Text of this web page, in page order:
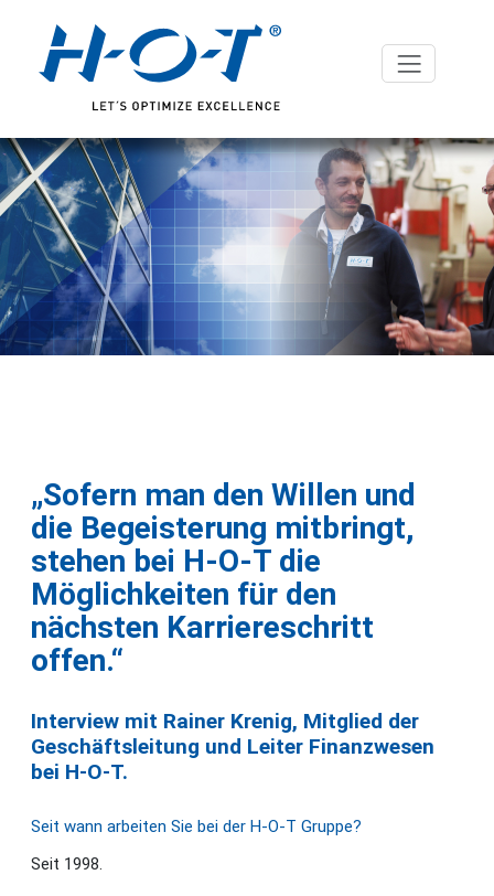
„Sofern man den Willen und
die Begeisterung mitbringt,
stehen bei H-O-T die
Möglichkeiten für den
nächsten Karriereschritt
offen.“
Interview mit Rainer Krenig, Mitglied der
Geschäftsleitung und Leiter Finanzwesen
bei H-O-T.
Seit wann arbeiten Sie bei der H-O-T Gruppe?
Seit 1998.